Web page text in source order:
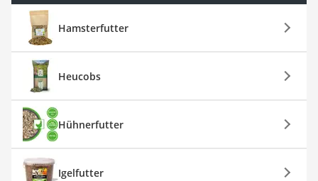
Hamsterfutter
Heucobs
Hühnerfutter
Igelfutter